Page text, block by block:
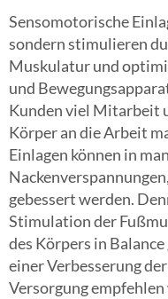
Sensomotorische
sondern stimulieren
Muskulatur und
und
Kunden viel Mitarbeit
Körper an die Arbeit
Einlagen können in
gebessert werden.
Stimulation der
des Körpers in
einer Verbesserung
Versorgung